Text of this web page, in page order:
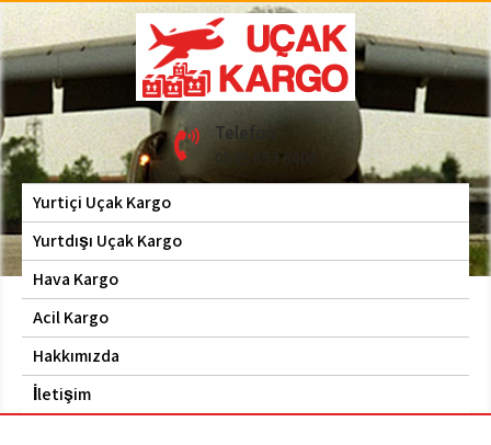
Skip
to
content
Hava Kargo | Acil Kargo
| 0535 653 6408
Uçak Kargo Telefon
0535 653 6408
Yurtiçi Uçak Kargo
Yurtdışı Uçak Kargo
Hava Kargo
Acil Kargo
Hakkımızda
İletişim